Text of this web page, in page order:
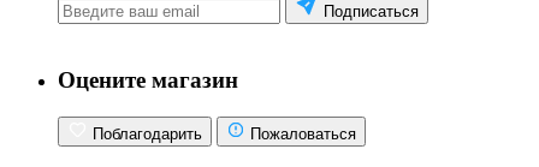
Подписаться
Оцените магазин
Поблагодарить Пожаловаться